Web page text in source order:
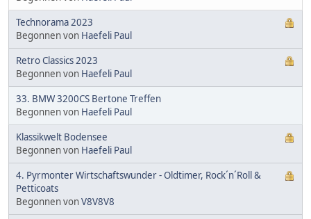
Technorama 2023
Begonnen von Haefeli Paul
Retro Classics 2023
Begonnen von Haefeli Paul
33. BMW 3200CS Bertone Treffen
Begonnen von Haefeli Paul
Klassikwelt Bodensee
Begonnen von Haefeli Paul
4. Pyrmonter Wirtschaftswunder - Oldtimer, Rock´n´Roll &
Petticoats
Begonnen vonV8V8V8